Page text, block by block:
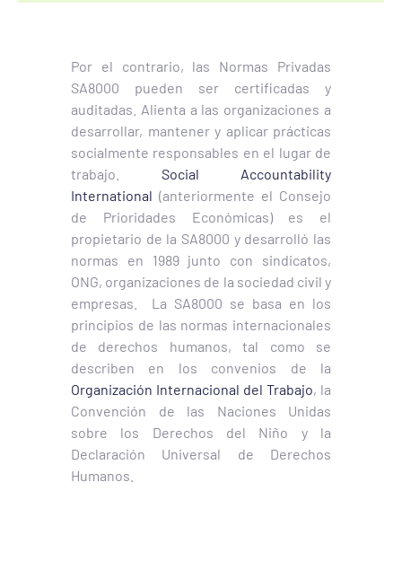
Por el contrario, las Normas Privadas
SA8000 pueden ser certificadas y
auditadas. Alienta a las organizaciones a
desarrollar, mantener y aplicar prácticas
socialmente responsables en el lugar de
trabajo. Social Accountability
International (anteriormente el Consejo
de Prioridades Económicas) es el
propietario de la SA8000 y desarrolló las
normas en 1989 junto con sindicatos,
ONG, organizaciones de la sociedad civil y
empresas. La SA8000 se basa en los
principios de las normas internacionales
de derechos humanos, tal como se
describen en los convenios de la
Organización Internacional del Trabajo, la
Convención de las Naciones Unidas
sobre los Derechos del Niño y la
Declaración Universal de Derechos
Humanos.